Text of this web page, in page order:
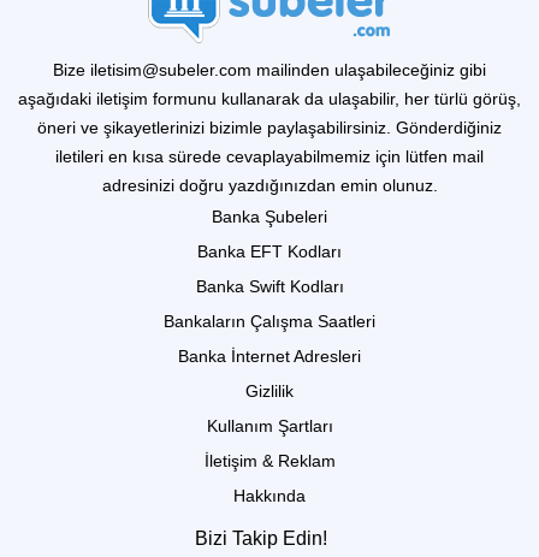
Bize iletisim@subeler.com mailinden ulaşabileceğiniz gibi
aşağıdaki iletişim formunu kullanarak da ulaşabilir, her türlü görüş,
öneri ve şikayetlerinizi bizimle paylaşabilirsiniz. Gönderdiğiniz
iletileri en kısa sürede cevaplayabilmemiz için lütfen mail
adresinizi doğru yazdığınızdan emin olunuz.
Banka Şubeleri
Banka EFT Kodları
Banka Swift Kodları
Bankaların Çalışma Saatleri
Banka İnternet Adresleri
Gizlilik
Kullanım Şartları
İletişim & Reklam
Hakkında
Bizi Takip Edin!